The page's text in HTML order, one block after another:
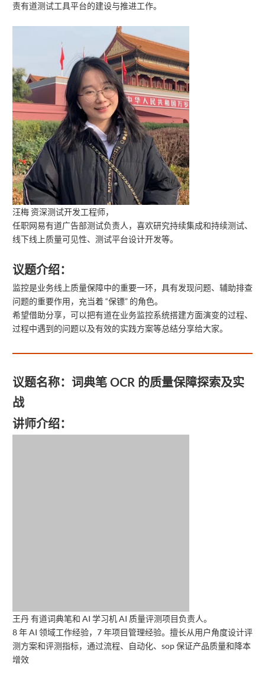
责有道测试工具平台的建设与推进工作。
汪梅 资深测试开发工程师，
任职网易有道广告部测试负责人，喜欢研究持续集成和持续测试、
线下线上质量可见性、测试平台设计开发等。
议题介绍：
监控是业务线上质量保障中的重要一环，具有发现问题、辅助排查
问题的重要作用，充当着 “保镖” 的角色。
希望借助分享，可以把有道在业务监控系统搭建方面演变的过程、
过程中遇到的问题以及有效的实践方案等总结分享给大家。
议题名称： 词典笔 OCR 的质量保障探索及实
战
讲师介绍：
王丹 有道词典笔和 AI 学习机 AI 质量评测项目负责人。
8 年 AI 领域工作经验，7 年项目管理经验。擅长从用户角度设计评
测方案和评测指标，通过流程、自动化、sop 保证产品质量和降本
增效